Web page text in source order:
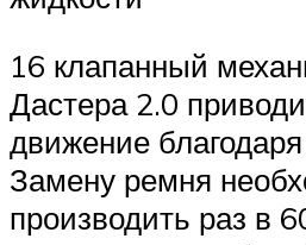
16 клапанный
Дастера 2.0
движение
Замену ремня
производить раз в